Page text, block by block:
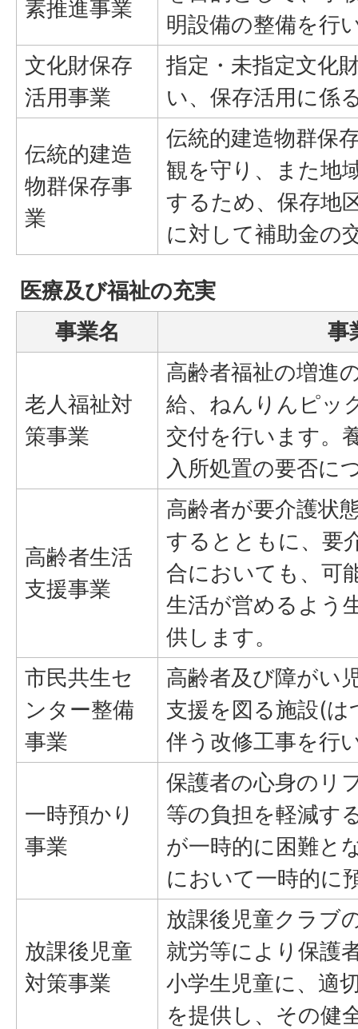
素推進事業
明設備の整備を行
文化財保存
活用事業
指定・未指定文化
い、保存活用に係
伝統的建造
物群保存事
業
伝統的建造物群保
観を守り、また地
するため、保存地
に対して補助金の
医療及び福祉の充実
事業名
事
老人福祉対
策事業
高齢者福祉の増進
給、ねんりんピッ
交付を行います。
入所処置の要否に
高齢者生活
支援事業
高齢者が要介護状
するとともに、要
合においても、可
生活が営めるよう
供します。
市民共生セ
ンター整備
事業
高齢者及び障がい
支援を図る施設(
伴う改修工事を行
一時預かり
事業
保護者の心身のリ
等の負担を軽減す
が一時的に困難と
において一時的に
放課後児童
対策事業
放課後児童クラブ
就労等により保護
小学生児童に、適
を提供し、その健